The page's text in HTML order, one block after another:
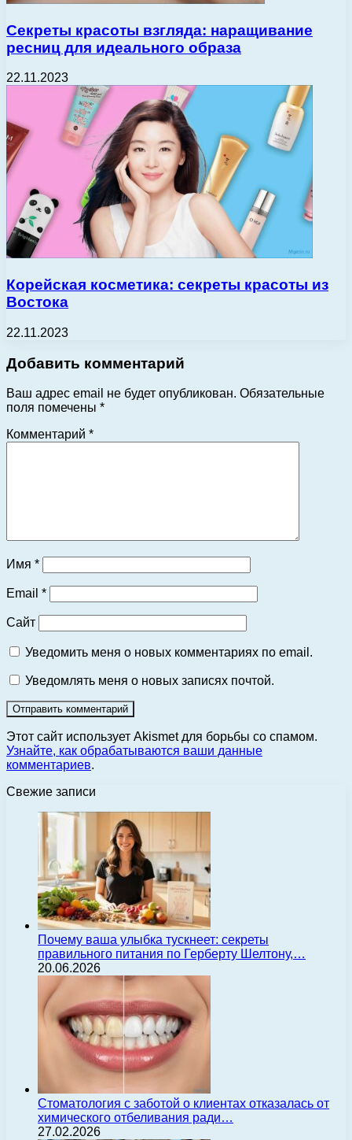
Секреты красоты взгляда: наращивание
ресниц для идеального образа
22.11.2023
Корейская косметика: секреты красоты из
Востока
22.11.2023
Добавить комментарий
Ваш адрес email не будет опубликован. Обязательные
поля помечены *
Комментарий *
Имя *
Email *
Сайт
Уведомить меня о новых комментариях по email.
Уведомлять меня о новых записях почтой.
Этот сайт использует Akismet для борьбы со спамом.
Узнайте, как обрабатываются ваши данные
комментариев.
Свежие записи
Почему ваша улыбка тускнеет: секреты
правильного питания по Герберту Шелтону,…
20.06.2026
Стоматология с заботой о клиентах отказалась от
химического отбеливания ради…
27.02.2026